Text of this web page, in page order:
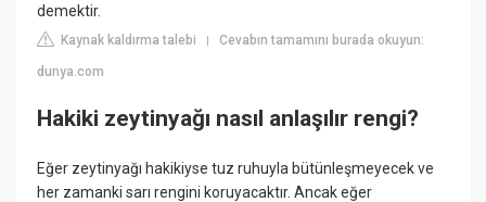
demektir.
Kaynak kaldırma talebi |Cevabın tamamını burada okuyun:
dunya.com
Hakiki zeytinyağı nasıl anlaşılır rengi?
Eğer zeytinyağı hakikiyse tuz ruhuyla bütünleşmeyecek ve
her zamanki sarı rengini koruyacaktır. Ancak eğer